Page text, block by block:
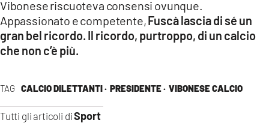
TAG CALCIO DILETTANTI · PRESIDENTE · VIBONESE CALCIO
Tutti gli articoli diSport
Vibonese riscuoteva consensi ovunque.
Appassionato e competente,Fuscà lascia di sé un
gran bel ricordo. Il ricordo, purtroppo, di un calcio
che non c’è più.